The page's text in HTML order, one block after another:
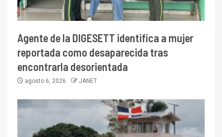
Agente de la DIGESETT identifica a mujer
reportada como desaparecida tras
encontrarla desorientada
agosto 6, 2026 JANET